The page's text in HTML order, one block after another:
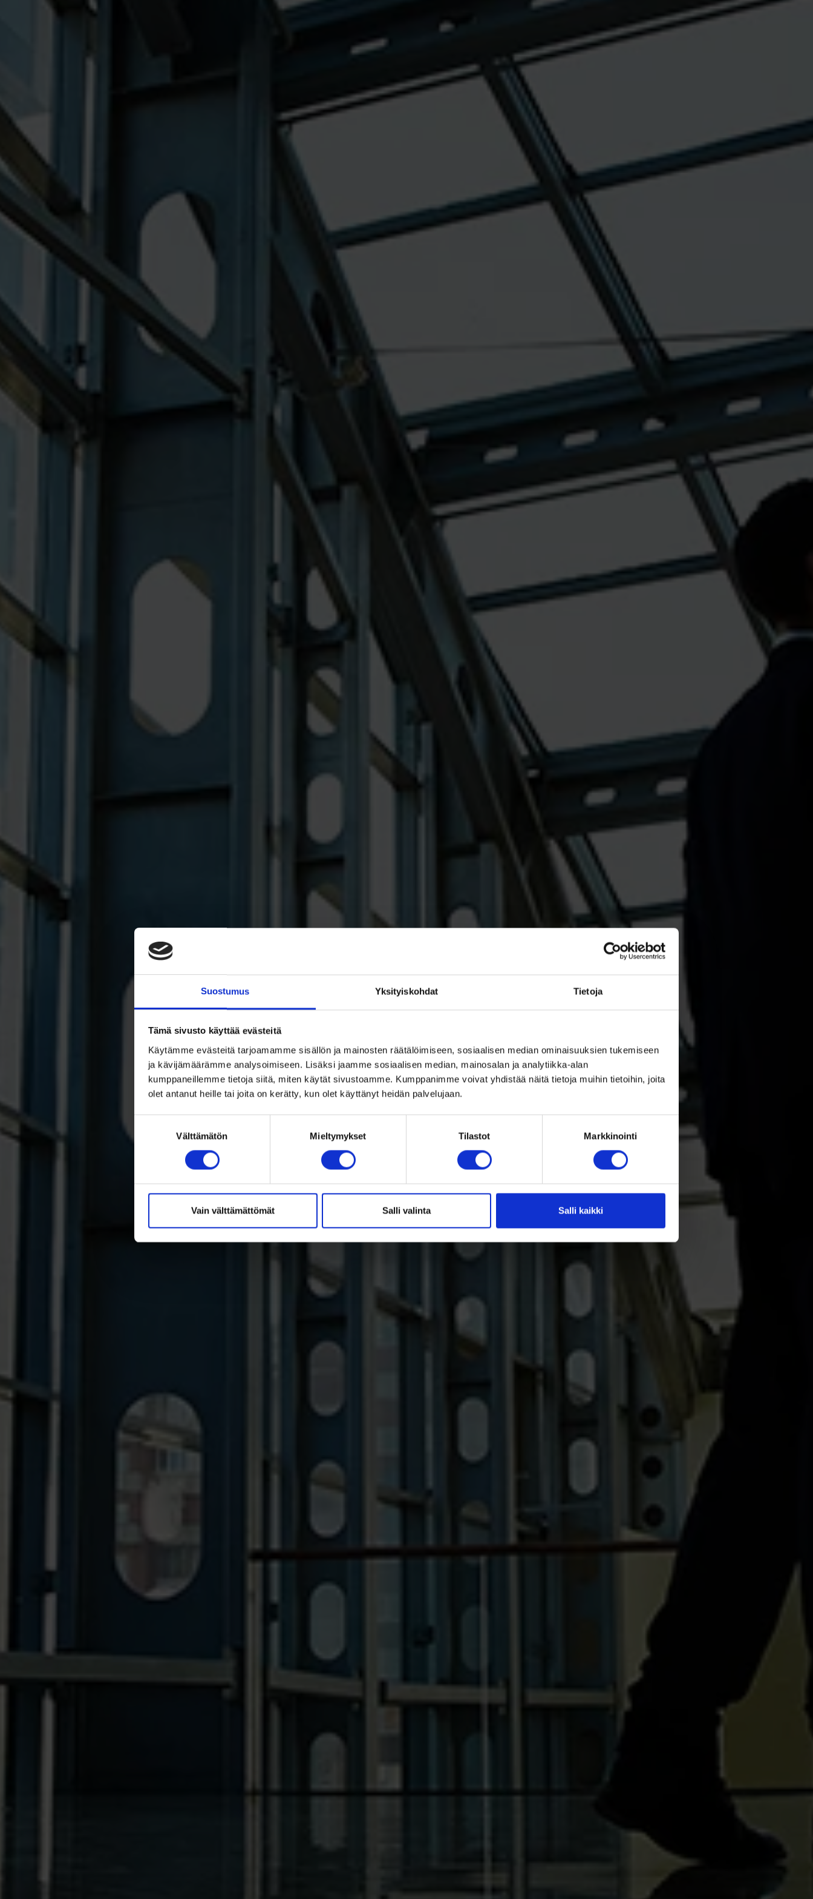
Suostumus Yksityiskohdat Tietoja
Tämä sivusto käyttää evästeitä
Käytämme evästeitä tarjoamamme sisällön ja mainosten räätälöimiseen, sosiaalisen median ominaisuuksien tukemiseen
ja kävijämäärämme analysoimiseen. Lisäksi jaamme sosiaalisen median, mainosalan ja analytiikka-alan
kumppaneillemme tietoja siitä, miten käytät sivustoamme. Kumppanimme voivat yhdistää näitä tietoja muihin tietoihin, joita
olet antanut heille tai joita on kerätty, kun olet käyttänyt heidän palvelujaan.
Välttämätön Mieltymykset Tilastot Markkinointi
Vain välttämättömät Salli valinta Salli kaikki